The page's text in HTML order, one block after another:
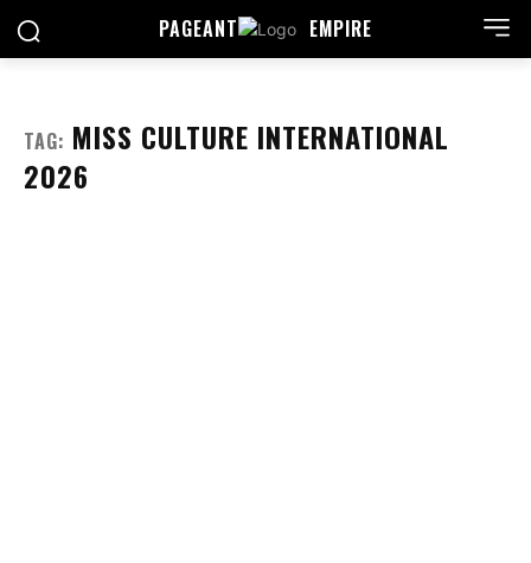
PAGEANT EMPIRE
TAG: MISS CULTURE INTERNATIONAL
2026